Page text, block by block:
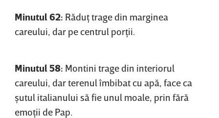
Minutul 62: Răduţ trage din marginea
careului, dar pe centrul porţii.
Minutul 58: Montini trage din interiorul
careului, dar terenul îmbibat cu apă, face ca
şutul italianului să fie unul moale, prin fără
emoţii de Pap.